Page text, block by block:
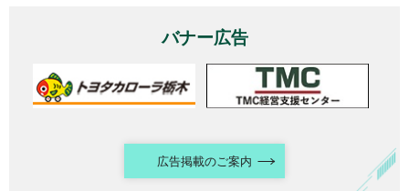
バナー広告
広告掲載のご案内